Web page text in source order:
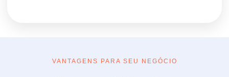
VANTAGENS PARA SEU NEGÓCIO